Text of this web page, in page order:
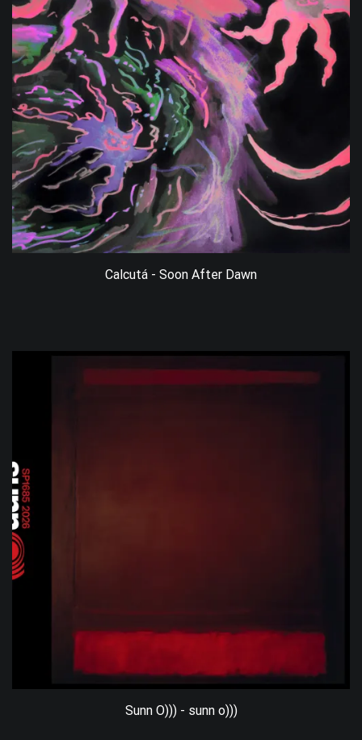
Calcutá - Soon After Dawn
Sunn O))) - sunn o)))